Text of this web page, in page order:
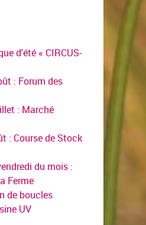
d'été « CIRCUS-
: Forum des
: Marché
: Course de Stock
du mois :
Ferme
de boucles
UV